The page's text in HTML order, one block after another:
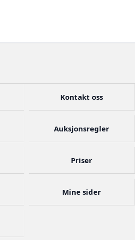
Kontakt oss
Auksjonsregler
Priser
Mine sider